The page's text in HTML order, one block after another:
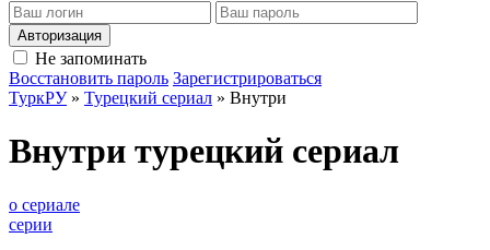
Авторизация
Не запоминать
Восстановить пароль Зарегистрироваться
ТуркРУ» Турецкий сериал » Внутри
Внутри турецкий сериал
о сериале
серии